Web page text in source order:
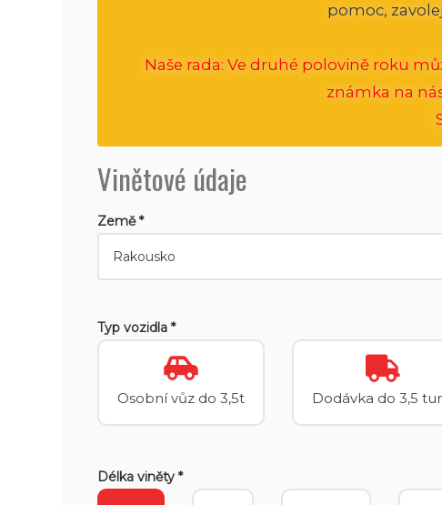
pomoc,
Naše rada: Ve druhé polovině roku
známka na
Vinětové údaje
Země *
Typ vozidla *
Osobní vůz do 3,5t Dodávka do 3,5
Délka viněty *